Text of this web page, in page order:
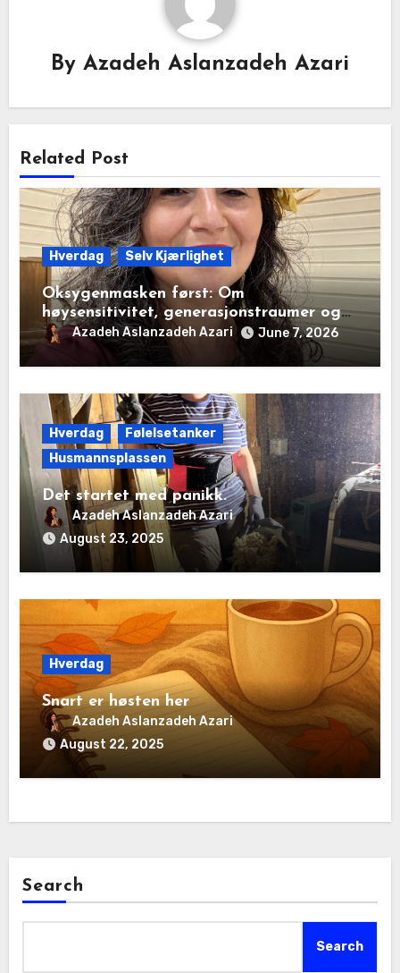
By Azadeh Aslanzadeh Azari
Related Post
Hverdag Selv Kjærlighet
Oksygenmasken først: Om
høysensitivitet, generasjonstraumer og
det disiplinerte tunnelsynet
Azadeh Aslanzadeh Azari June 7, 2026
Hverdag
Følelsetanker
Husmannsplassen
Det startet med panikk.
Azadeh Aslanzadeh Azari
August 23, 2025
Hverdag
Snart er høsten her
Azadeh Aslanzadeh Azari
August 22, 2025
Search
Search